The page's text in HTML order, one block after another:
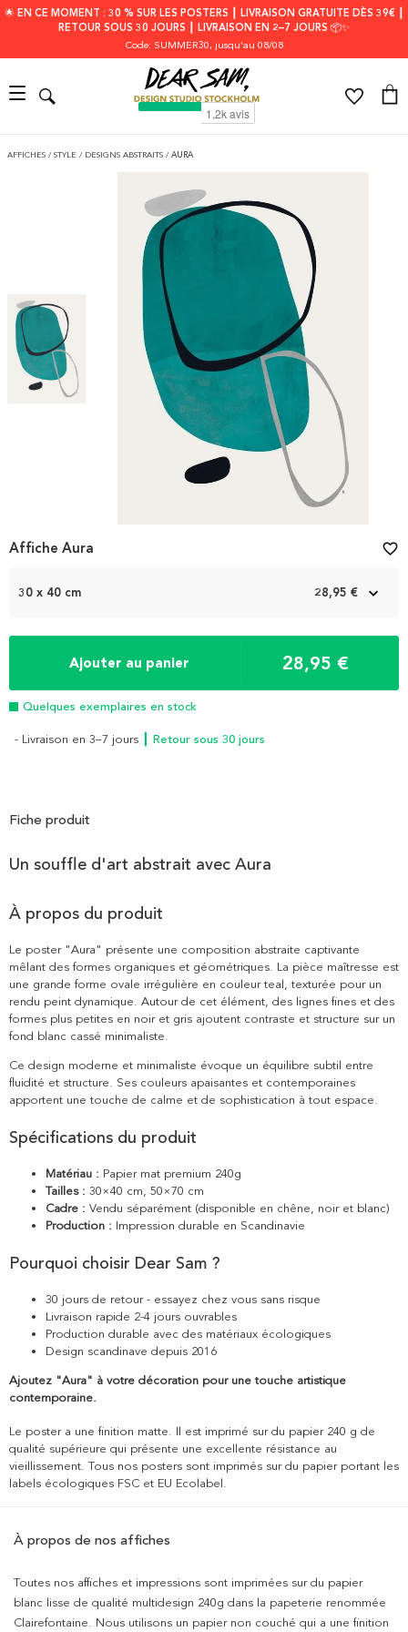
🌟 EN CE MOMENT : 30 % SUR LES POSTERS ┃ LIVRAISON GRATUITE DÈS 39€ ┃
RETOUR SOUS 30 JOURS ┃ LIVRAISON EN 2–7 JOURS 📦✨
Code: SUMMER30, jusqu'au 08/08
AFFICHES / STYLE / DESIGNS ABSTRAITS / AURA
30 x 40 cm 28,95 €
Ajouter au panier 28,95 €
Quelques exemplaires en stock
- Livraison en 3–7 jours ┃ Retour sous 30 jours
Affiche Aura favorite_border
Fiche produit
Un souffle d'art abstrait avec Aura
À propos du produit
Le poster "Aura" présente une composition abstraite captivante
mêlant des formes organiques et géométriques. La pièce maîtresse est
une grande forme ovale irrégulière en couleur teal, texturée pour un
rendu peint dynamique. Autour de cet élément, des lignes fines et des
formes plus petites en noir et gris ajoutent contraste et structure sur un
fond blanc cassé minimaliste.
Ce design moderne et minimaliste évoque un équilibre subtil entre
fluidité et structure. Ses couleurs apaisantes et contemporaines
apportent une touche de calme et de sophistication à tout espace.
Spécifications du produit
Matériau : Papier mat premium 240g
Tailles : 30×40 cm, 50×70 cm
Cadre : Vendu séparément (disponible en chêne, noir et blanc)
Production : Impression durable en Scandinavie
Pourquoi choisir Dear Sam ?
30 jours de retour - essayez chez vous sans risque
Livraison rapide 2-4 jours ouvrables
Production durable avec des matériaux écologiques
Design scandinave depuis 2016
Ajoutez "Aura" à votre décoration pour une touche artistique
contemporaine.
Le poster a une finition matte. Il est imprimé sur du papier 240 g de
qualité supérieure qui présente une excellente résistance au
vieillissement. Tous nos posters sont imprimés sur du papier portant les
labels écologiques FSC et EU Ecolabel.
À propos de nos affiches
Toutes nos affiches et impressions sont imprimées sur du papier
blanc lisse de qualité multidesign 240g dans la papeterie renommée
Clairefontaine. Nous utilisons un papier non couché qui a une finition